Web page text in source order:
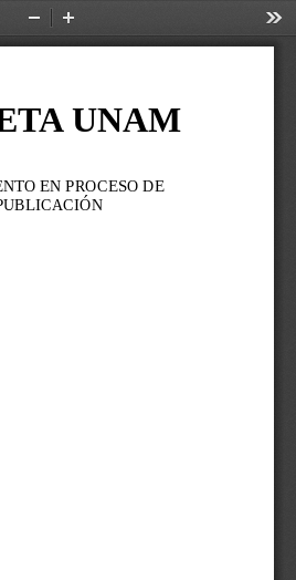
Zoom
Out
In
UNAM
EN PROCESO DE